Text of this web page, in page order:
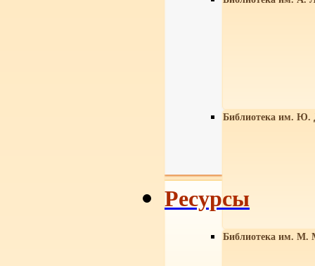
Библиотека им. Ю.
Библиотека им. М.
Ресурсы